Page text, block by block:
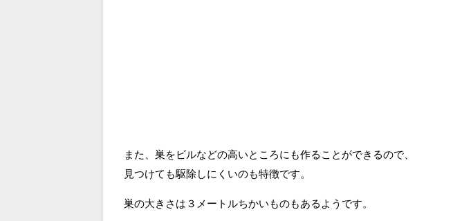
また、巣をビルなどの高いところにも作ることができるので、
見つけても駆除しにくいのも特徴です。
巣の大きさは３メートルちかいものもあるようです。